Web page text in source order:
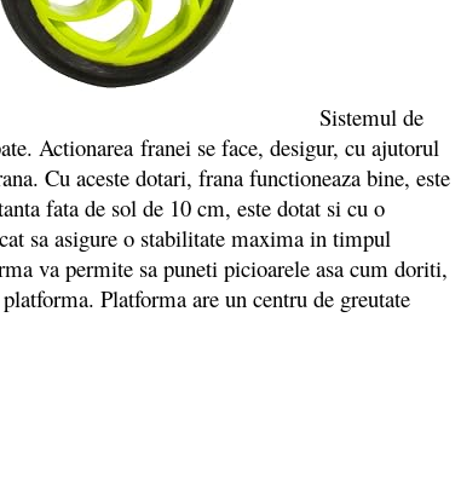
Sistemul de
Actionarea franei se face, desigur, cu ajutorul
Cu aceste dotari, frana functioneaza bine, este
fata de sol de 10 cm, este dotat si cu o
sa asigure o stabilitate maxima in timpul
va permite sa puneti picioarele asa cum doriti,
Platforma are un centru de greutate